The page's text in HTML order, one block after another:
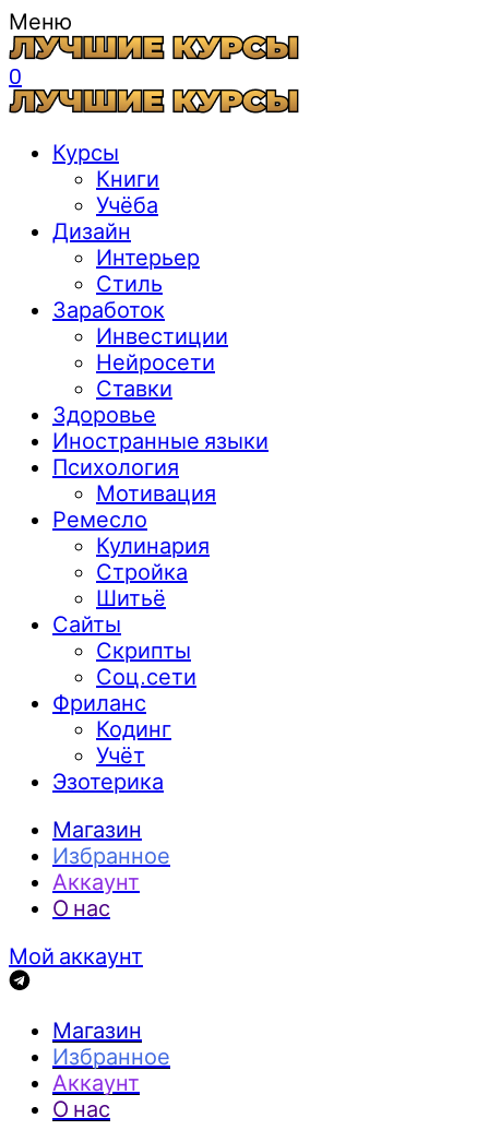
Меню
0
Курсы
Книги
Учёба
Дизайн
Интерьер
Стиль
Заработок
Инвестиции
Нейросети
Ставки
Здоровье
Иностранные языки
Психология
Мотивация
Ремесло
Кулинария
Стройка
Шитьё
Сайты
Скрипты
Соц.сети
Фриланс
Кодинг
Учёт
Эзотерика
Магазин
Избранное
Аккаунт
О нас
Мой аккаунт
Магазин
Избранное
Аккаунт
О нас